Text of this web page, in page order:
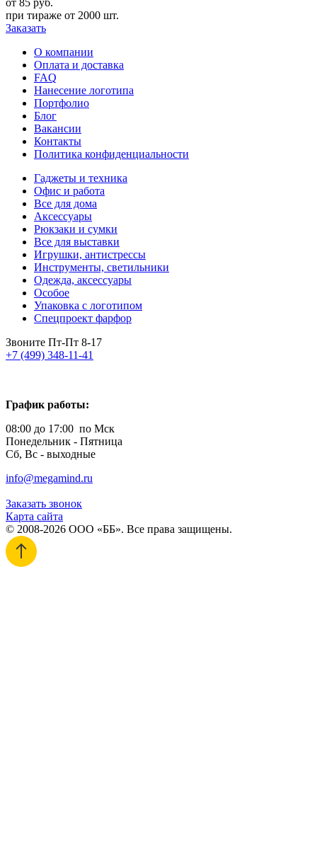
при тираже от 2000 шт.
Заказать
О компании
Оплата и доставка
FAQ
Нанесение логотипа
Портфолио
Блог
Вакансии
Контакты
Политика конфиденциальности
Гаджеты и техника
Офис и работа
Все для дома
Аксессуары
Рюкзаки и сумки
Все для выставки
Игрушки, антистрессы
Инструменты, светильники
Одежда, аксессуары
Особое
Упаковка с логотипом
Спецпроект фарфор
Звоните Пт-Пт 8-17
+7 (499) 348-11-41
График работы:
08:00 до 17:00 по Мск
Понедельник - Пятница
Сб, Вс - выходные
info@megamind.ru
Заказать звонок
Карта сайта
© 2008-2026 ООО «ББ». Все права защищены.